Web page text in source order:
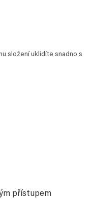
složení uklidíte snadno s
přístupem